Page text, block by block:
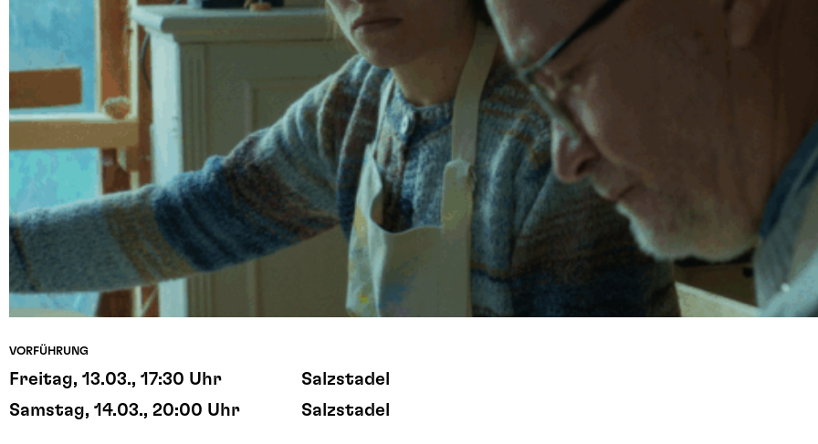
VORFÜHRUNG
Freitag, 13.03., 17:30 Uhr
Salzstadel
Samstag, 14.03., 20:00 Uhr
Salzstadel